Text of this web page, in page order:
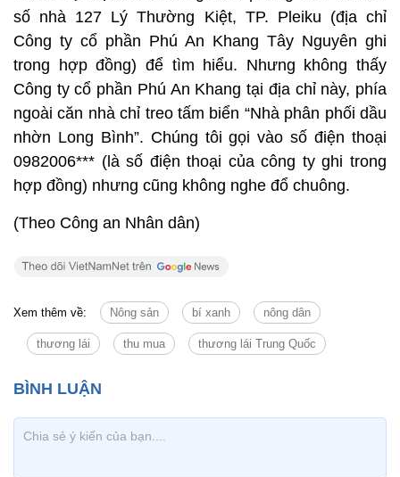
số nhà 127 Lý Thường Kiệt, TP. Pleiku (địa chỉ
Công ty cổ phần Phú An Khang Tây Nguyên ghi
trong hợp đồng) để tìm hiểu. Nhưng không thấy
Công ty cổ phần Phú An Khang tại địa chỉ này, phía
ngoài căn nhà chỉ treo tấm biển “Nhà phân phối dầu
nhờn Long Bình”. Chúng tôi gọi vào số điện thoại
0982006*** (là số điện thoại của công ty ghi trong
hợp đồng) nhưng cũng không nghe đổ chuông.
(Theo Công an Nhân dân)
Xem thêm về: Nông sản bí xanh nông dân
thương lái thu mua thương lái Trung Quốc